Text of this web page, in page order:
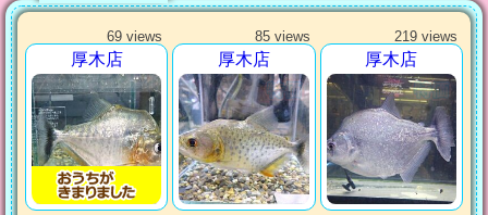
69 views
厚木店
85 views
厚木店
219 views
厚木店